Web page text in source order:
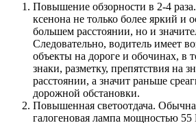
Повышение обзорности в 2-4
ксенона не только более яркий и
большем расстоянии, но и
Следовательно, водитель имеет
объекты на дороге и обочинах, в
знаки, разметку, препятствия на
расстоянии, а значит раньше
дорожной обстановки.
Повышенная светоотдача.
галогеновая лампа мощностью 55